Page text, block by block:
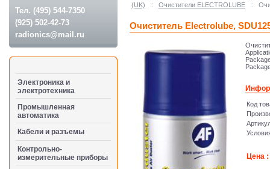
(UK)
:: Очистители ELECTROLUBE ::
Очиститель Electrolube,
Код
Цена :
Тел. (495) 544-7350
(925) 502-42-73
radionics@mail.ru
Электроника и
электротехника
Промышленная
автоматика
Кабели и разъемы
Контрольно-
измерительные приборы